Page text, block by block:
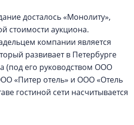
досталось «Монолиту»,
стоимости аукциона.
компании является
развивает в Петербурге
(под его руководством ООО
«Питер отель» и ООО «Отель
гостиной сети насчитывается